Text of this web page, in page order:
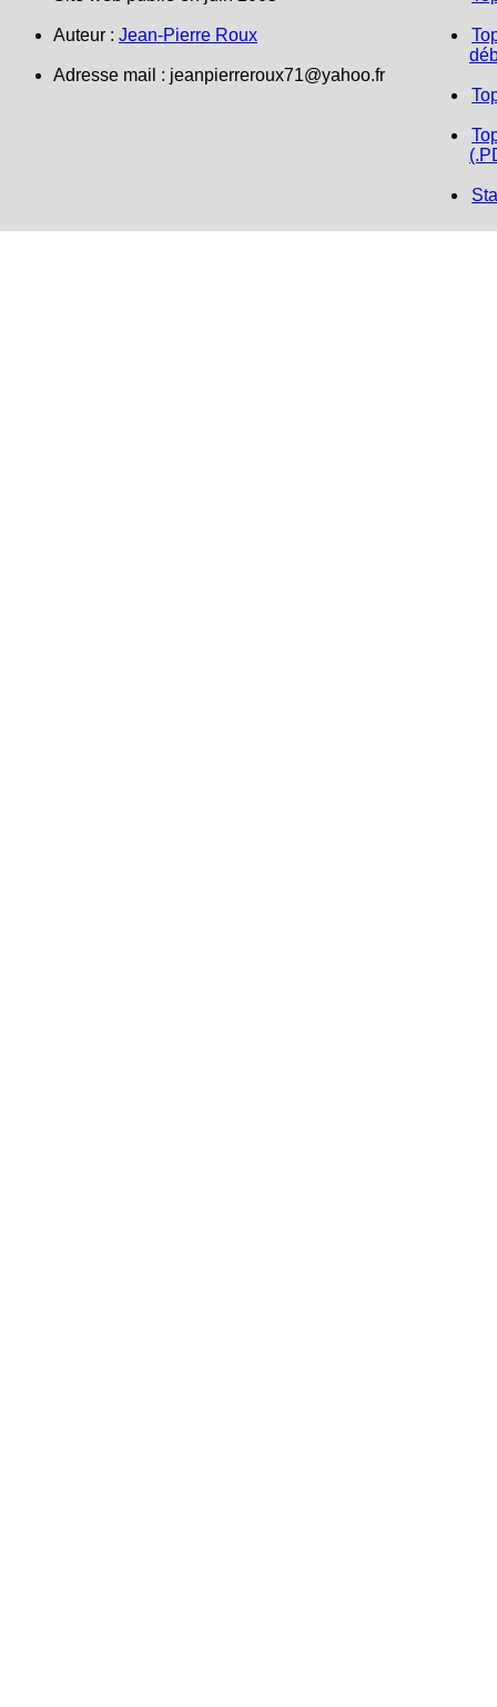
Auteur : Jean-Pierre Roux
Adresse mail : jeanpierreroux71@yahoo.fr